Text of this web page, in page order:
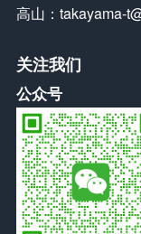
高山： takayama-
关注我们
公众号